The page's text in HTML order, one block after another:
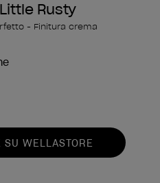
Rusty
- Finitura crema
SU WELLASTORE